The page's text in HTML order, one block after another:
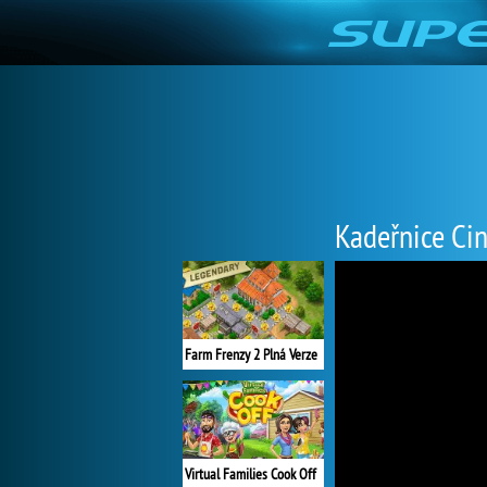
Kadeřnice
Farm Frenzy 2 Plná Verze
Virtual Families Cook Off